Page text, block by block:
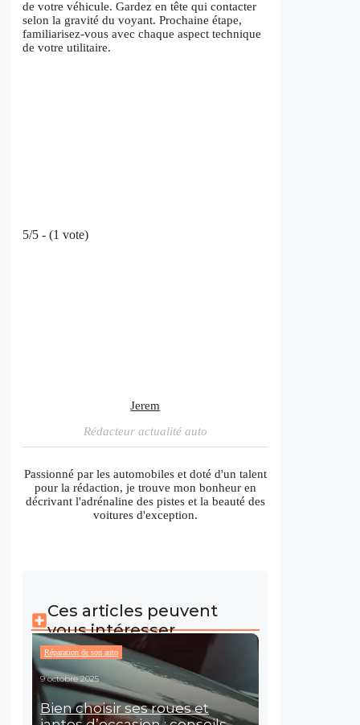
de votre véhicule. Gardez en tête qui contacter
selon la gravité du voyant. Prochaine étape,
familiarisez-vous avec chaque aspect technique
de votre utilitaire.
5/5 - (1 vote)
Jerem
Rédacteur actualité auto
Passionné par les automobiles et doté d'un talent
pour la rédaction, je trouve mon bonheur en
décrivant l'adrénaline des pistes et la beauté des
voitures d'exception.
Ces articles peuvent
vous intéresser
Réparation de son auto
9 octobre 2025
Bien choisir ses roues et